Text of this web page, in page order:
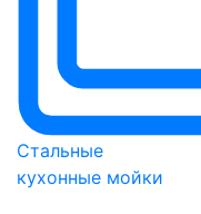
Стальные
кухонные мойки